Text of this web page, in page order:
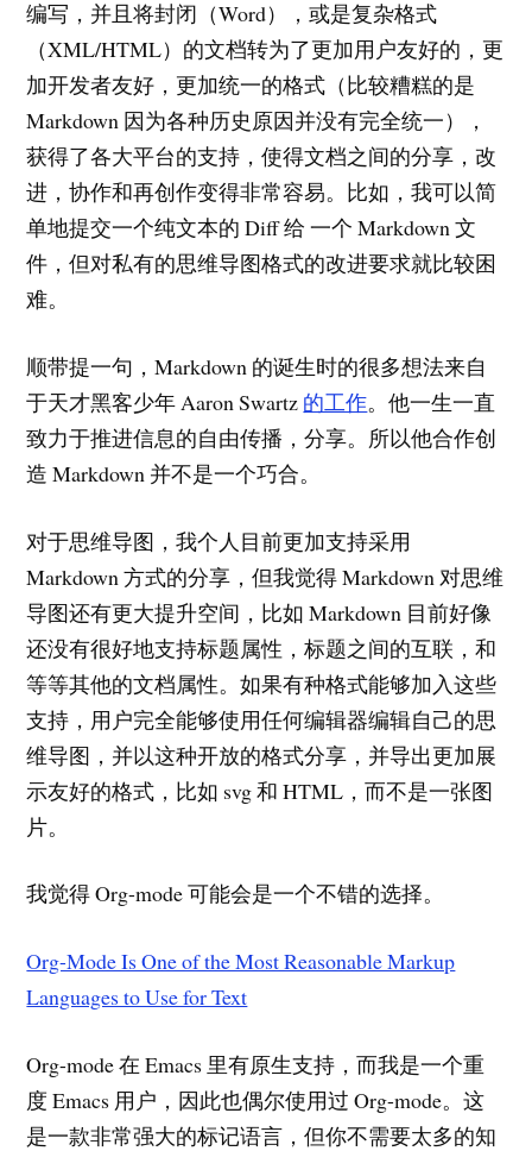
编写，并且将封闭（Word），或是复杂格式
（XML/HTML）的文档转为了更加用户友好的，更
加开发者友好，更加统一的格式（比较糟糕的是
Markdown 因为各种历史原因并没有完全统一），
获得了各大平台的支持，使得文档之间的分享，改
进，协作和再创作变得非常容易。比如，我可以简
单地提交一个纯文本的 Diff 给 一个 Markdown 文
件，但对私有的思维导图格式的改进要求就比较困
难。
顺带提一句，Markdown 的诞生时的很多想法来自
于天才黑客少年 Aaron Swartz 的工作。他一生一直
致力于推进信息的自由传播，分享。所以他合作创
造 Markdown 并不是一个巧合。
对于思维导图，我个人目前更加支持采用
Markdown 方式的分享，但我觉得 Markdown 对思维
导图还有更大提升空间，比如 Markdown 目前好像
还没有很好地支持标题属性，标题之间的互联，和
等等其他的文档属性。如果有种格式能够加入这些
支持，用户完全能够使用任何编辑器编辑自己的思
维导图，并以这种开放的格式分享，并导出更加展
示友好的格式，比如 svg 和 HTML，而不是一张图
片。
我觉得 Org-mode 可能会是一个不错的选择。
Org-Mode Is One of the Most Reasonable Markup
Languages to Use for Text
Org-mode 在 Emacs 里有原生支持，而我是一个重
度 Emacs 用户，因此也偶尔使用过 Org-mode。这
是一款非常强大的标记语言，但你不需要太多的知